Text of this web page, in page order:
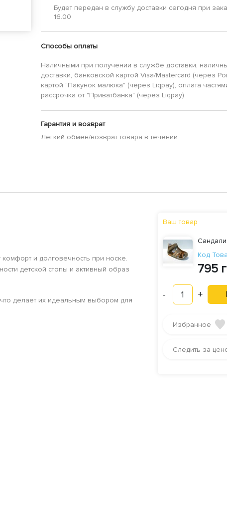
Будет передан в службу доставки сегодня при
16.00
Способы оплаты
Наличными при получении в службе доставки,
доставки, банковской картой Visa/Mastercard (через
картой "Пакунок малюка" (через Liqpay), оплата
рассрочка от "Приватбанка" (через Liqpay).
Гарантия и возврат
Легкий обмен/возврат товара в течении
и долговечность при носке.
детской стопы и активный образ
делает их идеальным выбором для
Ваш товар
Код
795
- 1 +
Избранное
Следить за